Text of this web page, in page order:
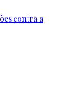
contra a